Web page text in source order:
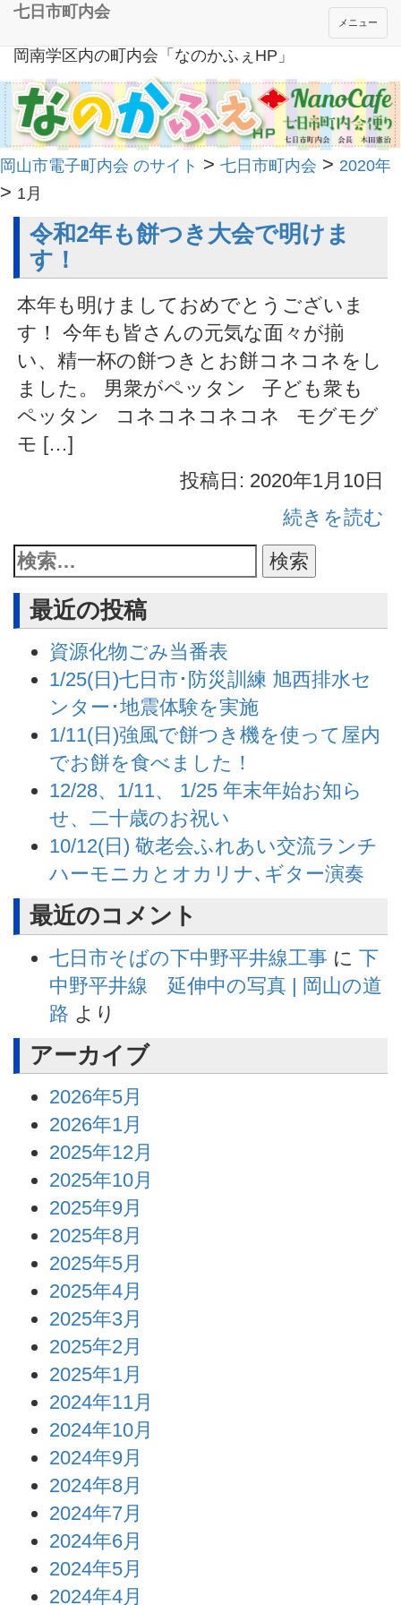
岡南学区内の町内会「なのかふぇHP」
メニュー
七日市町内会
岡山市電子町内会 のサイト > 七日市町内会 > 2020年
> 1月
令和2年も餅つき大会で明けま
す！
本年も明けましておめでとうございま
す！ 今年も皆さんの元気な面々が揃
い、精一杯の餅つきとお餅コネコネをし
ました。 男衆がペッタン 子ども衆も
ペッタン コネコネコネコネ モグモグ
モ […]
投稿日: 2020年1月10日
続きを読む
最近の投稿
資源化物ごみ当番表
1/25(日)七日市･防災訓練 旭西排水セ
ンター･地震体験を実施
1/11(日)強風で餅つき機を使って屋内
でお餅を食べました！
12/28、1/11、 1/25 年末年始お知ら
せ、二十歳のお祝い
10/12(日) 敬老会ふれあい交流ランチ
ハーモニカとオカリナ､ギター演奏
最近のコメント
七日市そばの下中野平井線工事 に 下
中野平井線 延伸中の写真 | 岡山の道
路 より
アーカイブ
2026年5月
2026年1月
2025年12月
2025年10月
2025年9月
2025年8月
2025年5月
2025年4月
2025年3月
2025年2月
2025年1月
2024年11月
2024年10月
2024年9月
2024年8月
2024年7月
2024年6月
2024年5月
2024年4月